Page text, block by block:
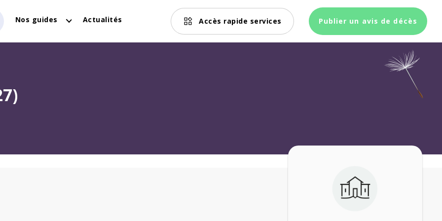
Nos guides Actualités Accès rapide services Publier un avis de décès